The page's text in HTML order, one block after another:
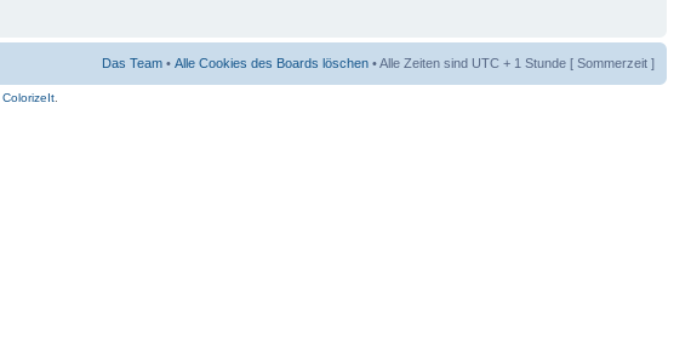
Das Team • Alle Cookies des Boards löschen • Alle Zeiten sind UTC + 1 Stunde [ Sommerzeit ]
ColorizeIt.